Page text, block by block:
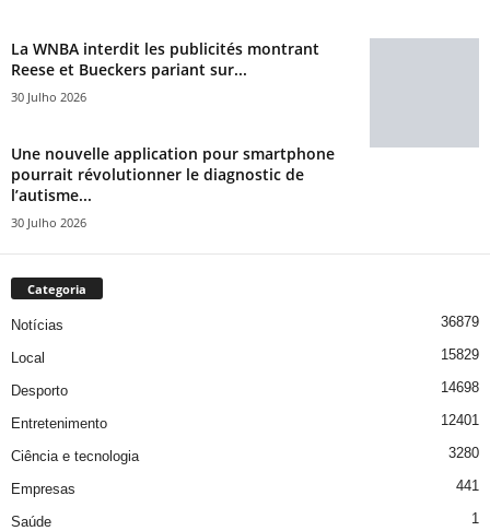
La WNBA interdit les publicités montrant
Reese et Bueckers pariant sur...
30 Julho 2026
Une nouvelle application pour smartphone
pourrait révolutionner le diagnostic de
l’autisme...
30 Julho 2026
Categoria
Notícias 36879
Local 15829
Desporto 14698
Entretenimento 12401
Ciência e tecnologia 3280
Empresas 441
Saúde 1